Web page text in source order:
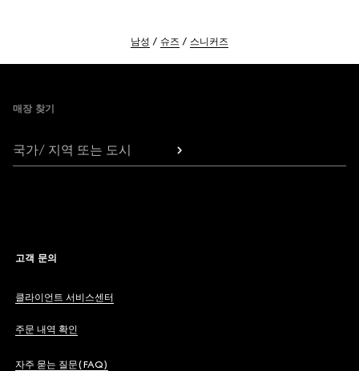
남성 슈즈 스니커즈
매장 찾기
국가/ 지역 또는 도시
고객 문의
클라이언트 서비스센터
주문 내역 확인
자주 묻는 질문(FAQ)